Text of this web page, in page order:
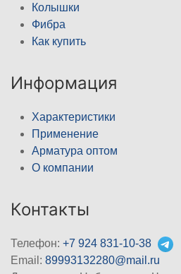
Колышки
Фибра
Как купить
Информация
Характеристики
Применение
Арматура оптом
О компании
Контакты
Телефон: +7 924 831-10-38
Email: 89993132280@mail.ru